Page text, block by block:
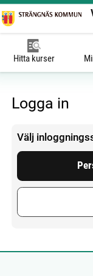
Hitta kurser
Logga in
Välj